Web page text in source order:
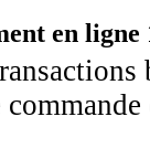
en ligne